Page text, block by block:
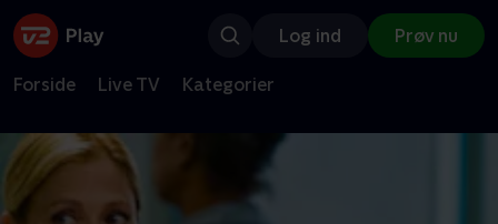
Log ind Prøv nu
Forside Live TV Kategorier